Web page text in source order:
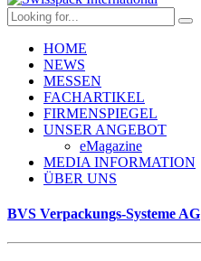
HOME
NEWS
MESSEN
FACHARTIKEL
FIRMENSPIEGEL
UNSER ANGEBOT
eMagazine
MEDIA INFORMATION
ÜBER UNS
BVS Verpackungs-Systeme AG